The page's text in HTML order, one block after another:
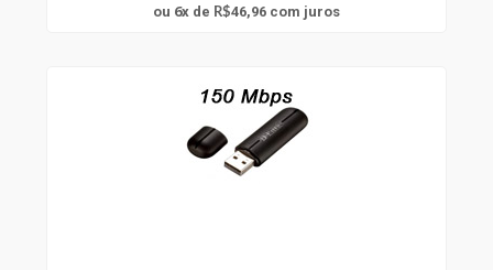
ou 6x de R$46,96 com juros